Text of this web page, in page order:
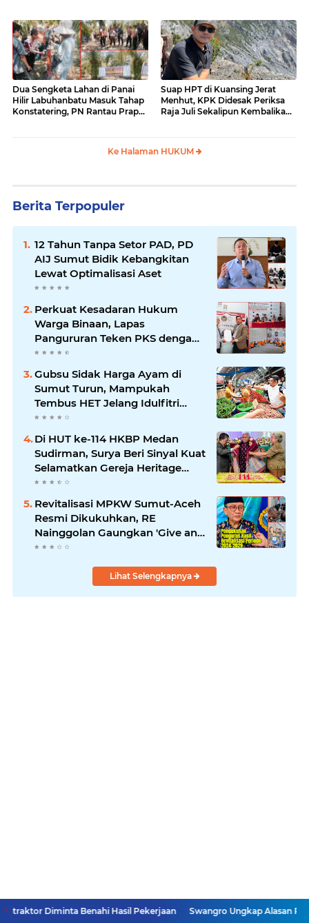
Dua Sengketa Lahan di Panai
Hilir Labuhanbatu Masuk Tahap
Konstatering, PN Rantau Prapat
Suap HPT di Kuansing Jerat
Menhut, KPK Didesak Periksa
Raja Juli Sekalipun Kembalikan
Ke Halaman HUKUM
Berita Terpopuler
12 Tahun Tanpa Setor PAD, PD
AIJ Sumut Bidik Kebangkitan
Lewat Optimalisasi Aset
Perkuat Kesadaran Hukum
Warga Binaan, Lapas
Pangururan Teken PKS dengan
LBH Robert Imbang Tamba
Gubsu Sidak Harga Ayam di
Sumut Turun, Mampukah
Tembus HET Jelang Idulfitri
2026?
Di HUT ke-114 HKBP Medan
Sudirman, Surya Beri Sinyal Kuat
Selamatkan Gereja Heritage
Bersejarah
Revitalisasi MPKW Sumut-Aceh
Resmi Dikukuhkan, RE
Nainggolan Gaungkan 'Give and
Take'
Lihat Selengkapnya
Benahi Hasil Pekerjaan Swangro Ungkap Alasan PD AIJ Ambil